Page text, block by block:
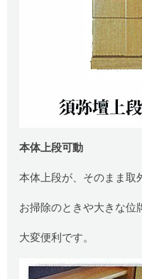
本体上段可動
本体上段が、そのまま取
お掃除のときや大きな位
大変便利です。